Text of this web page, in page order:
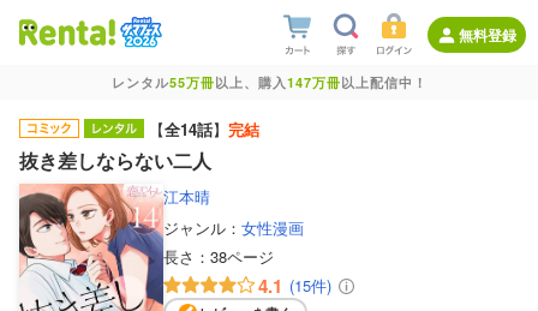
無料登録
レンタル55万冊以上、購入147万冊以上配信中！
【全14話】 完結
抜き差しならない二人
江本晴
ジャンル： 女性漫画
長さ： 38ページ
4.1 (15件)